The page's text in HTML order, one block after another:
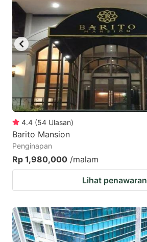
4.4 (54 Ulasan)
Barito Mansion
Penginapan
Rp 1,980,000 /malam
Lihat penawaran